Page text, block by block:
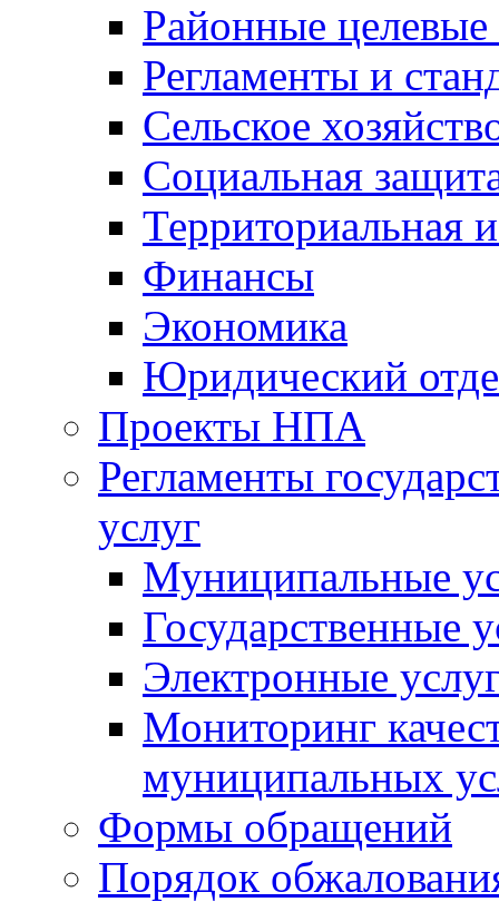
Районные
Регламенты и
Сельское
Социальная
Территориальная
Финансы
Экономика
Юридический
Проекты НПА
Регламенты
услуг
Муниципальные
Государственные
Электронные
Мониторинг
муниципальных
Формы обращений
Порядок